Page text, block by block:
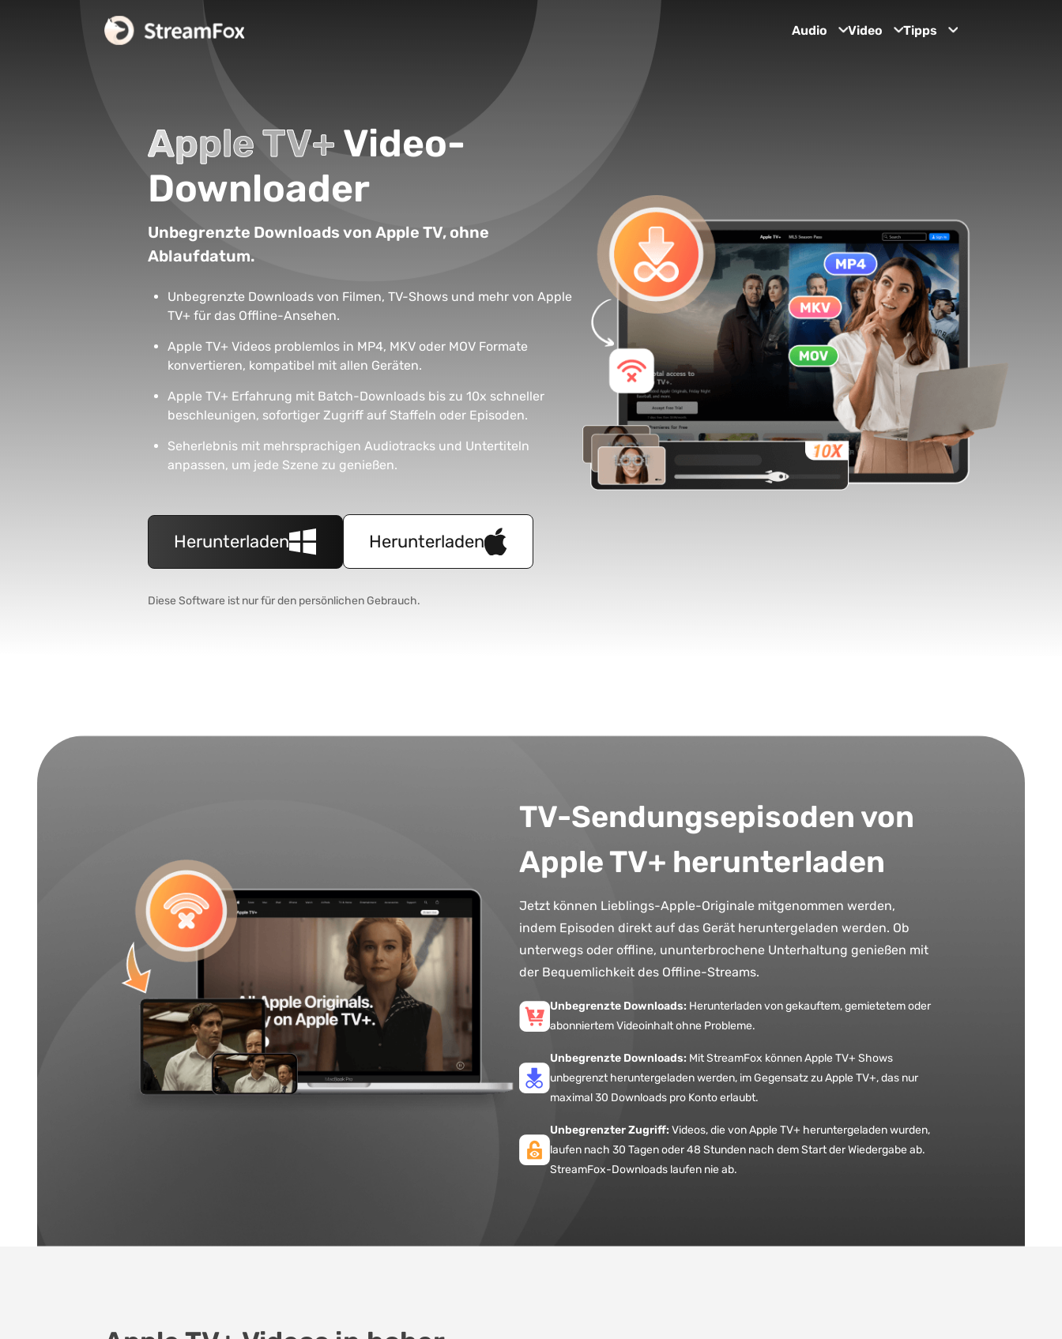
Audio Video Tipps
Apple TV+Video-
Downloader
Unbegrenzte Downloads von Apple TV, ohne
Ablaufdatum.
Unbegrenzte Downloads von Filmen, TV-Shows und mehr von Apple
TV+ für das Offline-Ansehen.
Apple TV+ Videos problemlos in MP4, MKV oder MOV Formate
konvertieren, kompatibel mit allen Geräten.
Apple TV+ Erfahrung mit Batch-Downloads bis zu 10x schneller
beschleunigen, sofortiger Zugriff auf Staffeln oder Episoden.
Seherlebnis mit mehrsprachigen Audiotracks und Untertiteln
anpassen, um jede Szene zu genießen.
Herunterladen Herunterladen
Diese Software ist nur für den persönlichen Gebrauch.
TV-Sendungsepisoden von
Apple TV+ herunterladen
Jetzt können Lieblings-Apple-Originale mitgenommen werden,
indem Episoden direkt auf das Gerät heruntergeladen werden. Ob
unterwegs oder offline, ununterbrochene Unterhaltung genießen mit
der Bequemlichkeit des Offline-Streams.
Unbegrenzte Downloads: Herunterladen von gekauftem, gemietetem oder
abonniertem Videoinhalt ohne Probleme.
Unbegrenzte Downloads: Mit StreamFox können Apple TV+ Shows
unbegrenzt heruntergeladen werden, im Gegensatz zu Apple TV+, das nur
maximal 30 Downloads pro Konto erlaubt.
Unbegrenzter Zugriff: Videos, die von Apple TV+ heruntergeladen wurden,
laufen nach 30 Tagen oder 48 Stunden nach dem Start der Wiedergabe ab.
StreamFox-Downloads laufen nie ab.